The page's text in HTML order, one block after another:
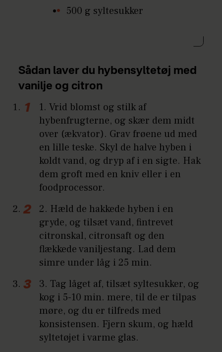
500 g syltesukker
Sådan laver du hybensyltetøj med
vanilje og citron
1. Vrid blomst og stilk af
hybenfrugterne, og skær dem midt
over (ækvator). Grav frøene ud med
en lille teske. Skyl de halve hyben i
koldt vand, og dryp af i en sigte. Hak
dem groft med en kniv eller i en
foodprocessor.
2. Hæld de hakkede hyben i en
gryde, og tilsæt vand, fintrevet
citronskal, citronsaft og den
flækkede vaniljestang. Lad dem
simre under låg i 25 min.
3. Tag låget af, tilsæt syltesukker, og
kog i 5-10 min. mere, til de er tilpas
møre, og du er tilfreds med
konsistensen. Fjern skum, og hæld
syltetøjet i varme glas.